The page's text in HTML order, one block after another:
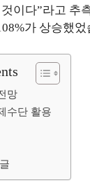
이다”라고 추
가 상승했었
망
수단 활용